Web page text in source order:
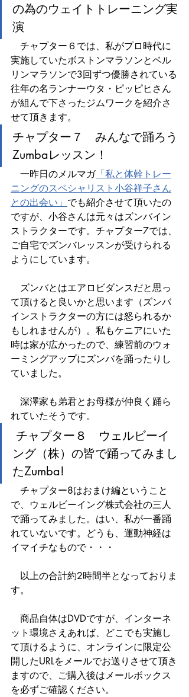
の為のウェイトトレーニング実
演
チャプター６では、私がプロ時代に
実施していたボストンマラソンとベル
リンマラソンで3回ずつ優勝されている
往年の名ランナーウタ・ピッピヒさん
が組んで下さったジムワークを紹介さ
せて頂きます。
チャプター７　みんなで踊ろう
Zumbaレッスン！
一昨日のメルマガ「私と体幹トレー
ニングのスペシャリスト小谷祥子さん
との出会い」 でも紹介させて頂いたの
ですが、小谷さんは元々はズンバイン
ストラクターです。チャプター7では、
ご自宅でズンバレッスンが受けられる
ようにしています。
ズンバとはエアロビダンスだと思っ
て頂けると良いかと思います（ズンバ
インストラクターの方には怒られるか
もしれませんが）。私もケニアにいた
時は家が広かったので、練習前のウォ
ーミングアップにズンバを踊ったりし
ていました。
深澤家も弟君とお母様が仲良く踊ら
れていたそうです。
ング（株）の皆で踊ってみまし
たZumba!
チャプター8はおまけ編ということ
で、ウェルビーイング株式会社の三人
で踊ってみました。はい、私が一番踊
れていないです。どうも、運動神経は
イマイチなもので・・・
以上の合計約2時間半となっておりま
す。
商品自体はDVDですが、インターネ
ット環境さえあれば、どこでも実施し
て頂けるように、オンラインに限定公
開したURLをメールでお送りさせて頂き
ますので、ご購入後はメールボックス
を必ずご確認ください。